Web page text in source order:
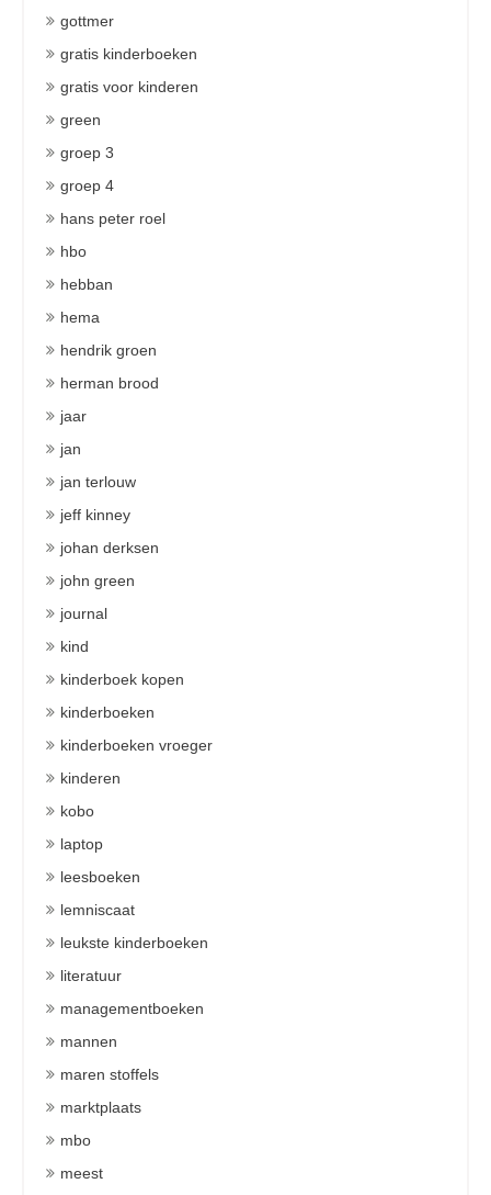
gottmer
gratis kinderboeken
gratis voor kinderen
green
groep 3
groep 4
hans peter roel
hbo
hebban
hema
hendrik groen
herman brood
jaar
jan
jan terlouw
jeff kinney
johan derksen
john green
journal
kind
kinderboek kopen
kinderboeken
kinderboeken vroeger
kinderen
kobo
laptop
leesboeken
lemniscaat
leukste kinderboeken
literatuur
managementboeken
mannen
maren stoffels
marktplaats
mbo
meest